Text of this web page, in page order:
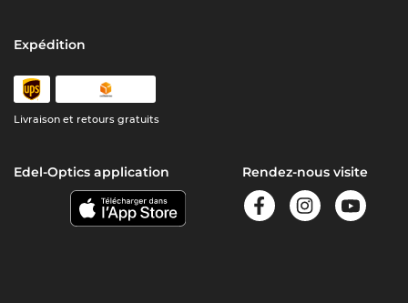
Expédition
Livraison et retours gratuits
Edel-Optics application Rendez-nous visite